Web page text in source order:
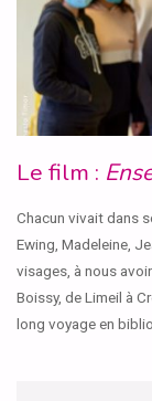
Le film :
Chacun vivait dans
Ewing, Madeleine,
visages, à nous
Boissy, de Limeil à
long voyage en